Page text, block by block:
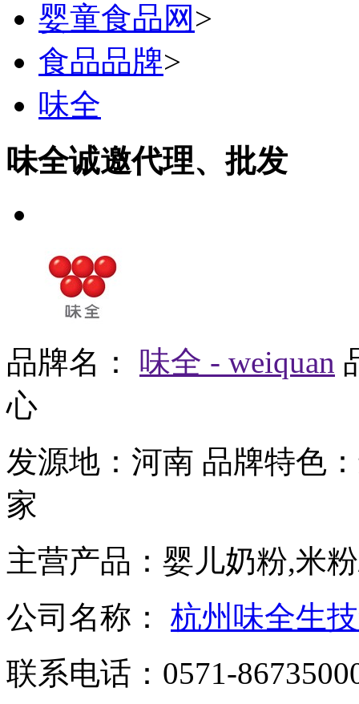
婴童食品网 >
食品品牌>
味全
味全诚邀代理、批发
品牌名： 味全 - weiquan
心
发源地： 河南 品牌特色：
家
主营产品： 婴儿奶粉,米
公司名称： 杭州味全生
联系电话： 0571-